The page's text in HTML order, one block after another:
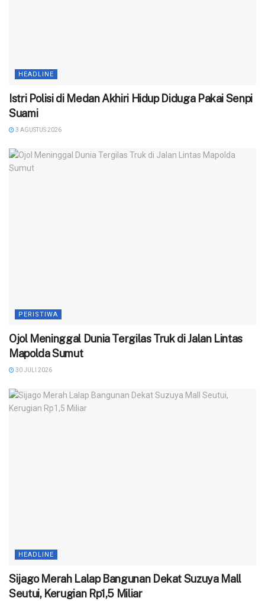
HEADLINE
‎Istri Polisi di Medan Akhiri Hidup Diduga Pakai Senpi
Suami
3 AGUSTUS 2026
PERISTIWA
Ojol Meninggal Dunia Tergilas Truk di Jalan Lintas
Mapolda Sumut
30 JULI 2026
HEADLINE
Sijago Merah Lalap Bangunan Dekat Suzuya Mall
Seutui, Kerugian Rp1,5 Miliar